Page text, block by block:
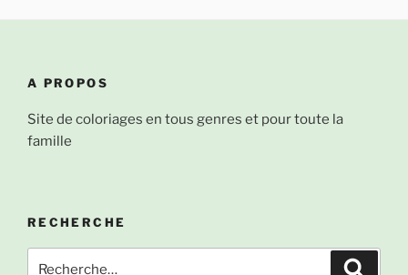
A PROPOS
Site de coloriages en tous genres et pour toute la
famille
RECHERCHE